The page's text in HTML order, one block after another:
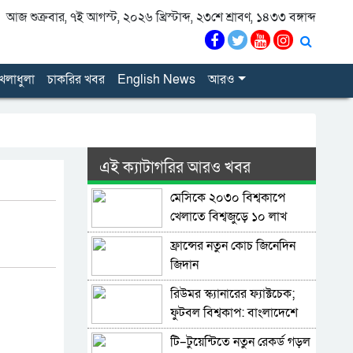
আজ শুক্রবার, ৭ই আগস্ট, ২০২৬ খ্রিস্টাব্দ, ২৩শে শ্রাবণ, ১৪৩৩ বঙ্গাব্দ
চাকরির খবর English News আরও
এই ক্যাটাগরির আরও খবর
মেসিকে ২০৩০ বিশ্বকাপে
খেলাতে বিশ্বজুড়ে ১০ লাখ
স্বাক্ষরের প্রস্তাব
ফ্রান্সের নতুন কোচ জিনেদিন
জিদান
রিউমর স্ক্যানারের ফ্যাক্টচেক;
ফুটবল বিশ্বকাপ: বাংলাদেশে
বেশি ভুল তথ্য ছড়ানো হয়েছে
টি–টুয়েন্টিতে নতুন রেকর্ড গড়ল